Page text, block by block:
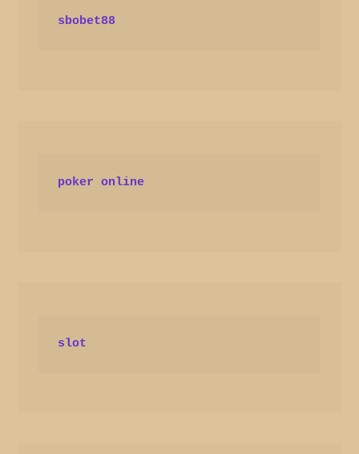
sbobet88
poker online
slot